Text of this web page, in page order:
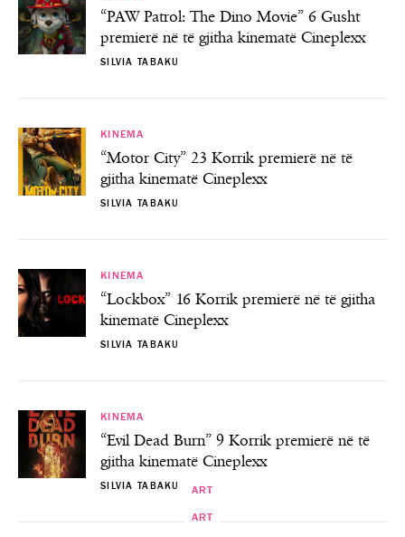
“PAW Patrol: The Dino Movie” 6 Gusht
premierë në të gjitha kinematë Cineplexx
SILVIA TABAKU
KINEMA
“Motor City” 23 Korrik premierë në të
gjitha kinematë Cineplexx
SILVIA TABAKU
KINEMA
“Lockbox” 16 Korrik premierë në të gjitha
kinematë Cineplexx
SILVIA TABAKU
KINEMA
“Evil Dead Burn” 9 Korrik premierë në të
gjitha kinematë Cineplexx
SILVIA TABAKU ART
ART
ART
ART